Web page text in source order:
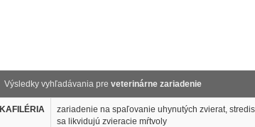
Výsledky vyhľadávania pre veterinárne zariadenie
KAFILÉRIA
zariadenie na spaľovanie uhynutých zvierat,
sa likvidujú zvieracie mŕtvoly